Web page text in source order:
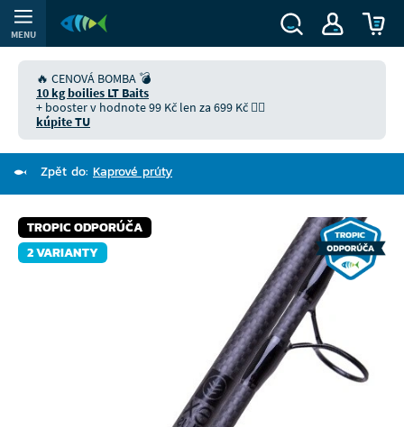
MENU
🔥 CENOVÁ BOMBA 💣
10 kg boilies LT Baits
+ booster v hodnote 99 Kč len za 699 Kč 👉🏻
kúpite TU
Zpět do: Kaprové prúty
TROPIC ODPORÚČA
2 VARIANTY